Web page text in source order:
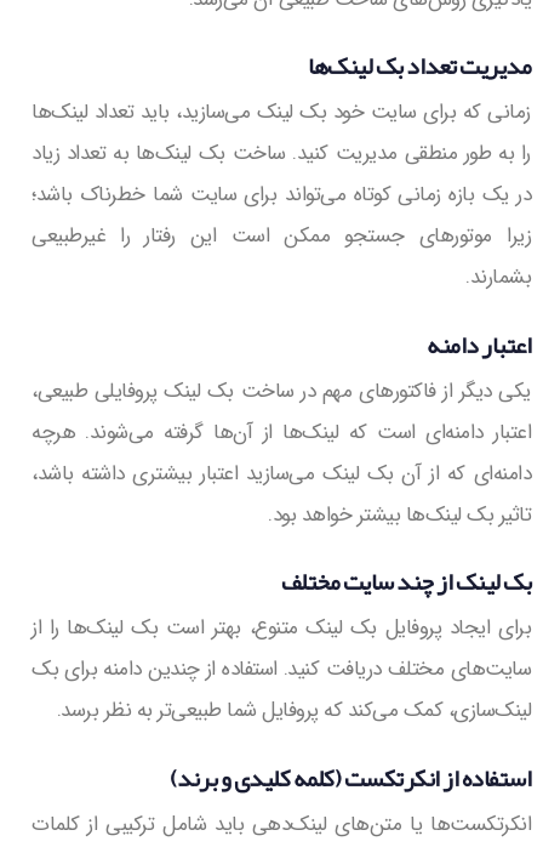
مدیریت تعداد بک لینک‌ها
زمانی که برای سایت خود بک لینک می‌سازید، باید تعداد لینک‌ها
را به طور منطقی مدیریت کنید. ساخت بک لینک‌ها به تعداد زیاد
در یک بازه زمانی کوتاه می‌تواند برای سایت شما خطرناک باشد؛
زیرا موتورهای جستجو ممکن است این رفتار را غیرطبیعی
بشمارند.
اعتبار دامنه
یکی دیگر از فاکتورهای مهم در ساخت بک لینک پروفایلی طبیعی،
اعتبار دامنه‌ای است که لینک‌ها از آن‌ها گرفته می‌شوند. هرچه
دامنه‌ای که از آن بک لینک می‌سازید اعتبار بیشتری داشته باشد،
تاثیر بک لینک‌ها بیشتر خواهد بود.
بک لینک از چند سایت مختلف
برای ایجاد پروفایل بک لینک متنوع، بهتر است بک لینک‌ها را از
سایت‌های مختلف دریافت کنید. استفاده از چندین دامنه برای بک
لینک‌سازی، کمک می‌کند که پروفایل شما طبیعی‌تر به نظر برسد.
استفاده از انکرتکست (کلمه کلیدی و برند)
انکرتکست‌ها یا متن‌های لینک‌دهی باید شامل ترکیبی از کلمات